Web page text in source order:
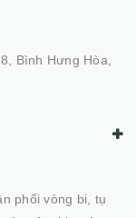
Bình Hưng Hòa,
phối vòng bi, tụ